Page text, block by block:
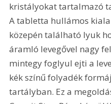
kristályokat tartalmazó
A tabletta hullámos
közepén található lyuk
áramló levegővel nagy
mintegy foglyul ejti a
kék színű folyadék
tartályban. Ez a